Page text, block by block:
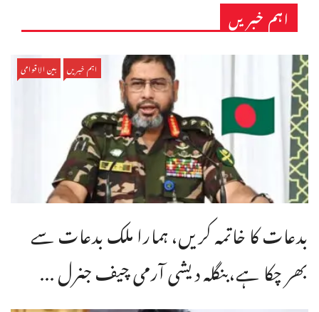
اہم خبریں
اہم خبریں بین الاقوامی
بدعات کا خاتمہ کریں، ہمارا ملک بدعات سے
بھر چکا ہے،بنگله دیشی آرمی چیف جنرل ...